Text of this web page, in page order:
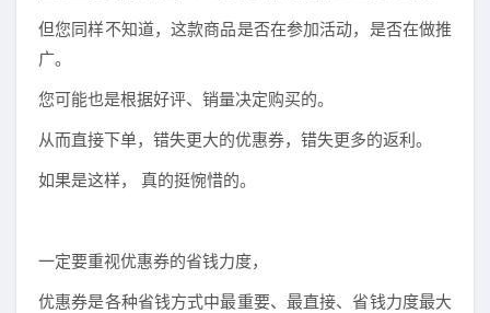
但您同样不知道，这款商品是否在参加活动，是否在做推
广。
您可能也是根据好评、销量决定购买的。
从而直接下单，错失更大的优惠券，错失更多的返利。
如果是这样， 真的挺惋惜的。
一定要重视优惠券的省钱力度，
优惠券是各种省钱方式中最重要、最直接、省钱力度最大